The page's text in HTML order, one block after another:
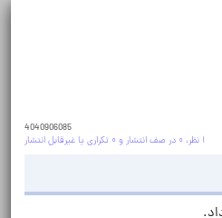
4040906085
۱ نظر، ۰ در صف انتشار و ۰ تکراری یا غیرقابل انتشار